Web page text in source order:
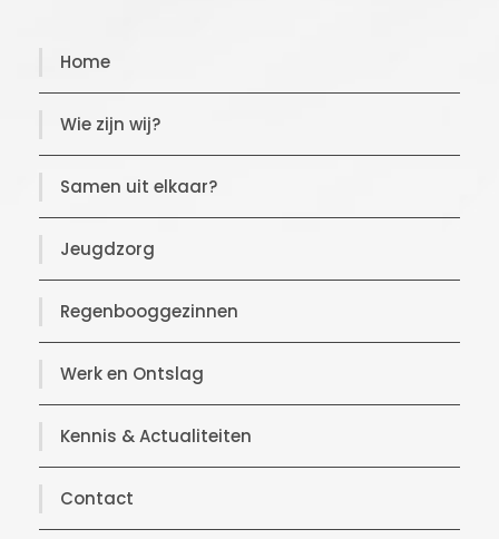
Home
Wie zijn wij?
Samen uit elkaar?
Jeugdzorg
Regenbooggezinnen
Werk en Ontslag
Kennis & Actualiteiten
Contact